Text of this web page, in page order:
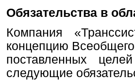
Обязательства в
Компания
концепцию
поставленных
следующие